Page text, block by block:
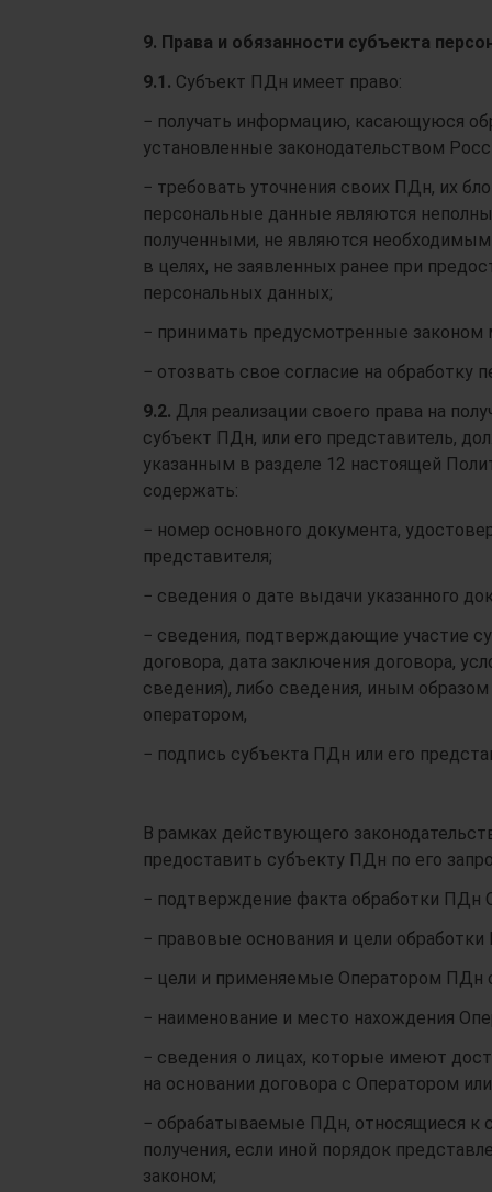
9. Права и обязанности субъекта
9.1. Субъект ПДн имеет право:
− получать информацию, касающуюся
установленные законодательством
− требовать уточнения своих ПДн, их
персональные данные являются
полученными, не являются
в целях, не заявленных ранее при
персональных данных;
− принимать предусмотренные законом
− отозвать свое согласие на обработку
9.2. Для реализации своего права на
субъект ПДн, или его представитель,
указанным в разделе 12 настоящей
содержать:
− номер основного документа,
представителя;
− сведения о дате выдачи указанного
− сведения, подтверждающие участие
договора, дата заключения договора,
сведения), либо сведения, иным
оператором,
− подпись субъекта ПДн или его
В рамках действующего
предоставить субъекту ПДн по его
− подтверждение факта обработки ПДн
− правовые основания и цели
− цели и применяемые Оператором ПДн
− наименование и место нахождения
− сведения о лицах, которые имеют
на основании договора с Оператором
− обрабатываемые ПДн, относящиеся к
получения, если иной порядок
законом;